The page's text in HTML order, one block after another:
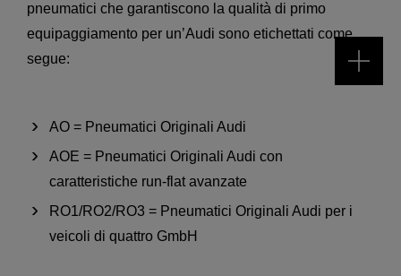
pneumatici che garantiscono la qualità di primo
equipaggiamento per un’Audi sono etichettati come
segue:
AO = Pneumatici Originali Audi
AOE = Pneumatici Originali Audi con
caratteristiche run-flat avanzate
RO1/RO2/RO3 = Pneumatici Originali Audi per i
veicoli di quattro GmbH